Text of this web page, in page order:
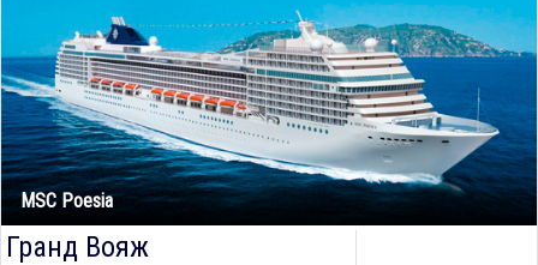
MSC Poesia
Гранд Вояж